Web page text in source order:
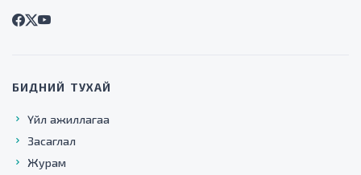
БИДНИЙ ТУХАЙ
Үйл ажиллагаа
Засаглал
Журам